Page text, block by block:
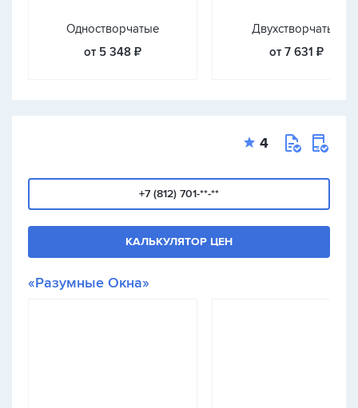
Одностворчатые
от 5 348 ₽
Двухстворчатые
от 7 631 ₽
4
+7 (812) 701-**-**
КАЛЬКУЛЯТОР ЦЕН
«Разумные Окна»